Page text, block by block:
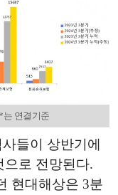
는 연결기준
들이 상반기에
으로 전망된다.
현대해상은 3분